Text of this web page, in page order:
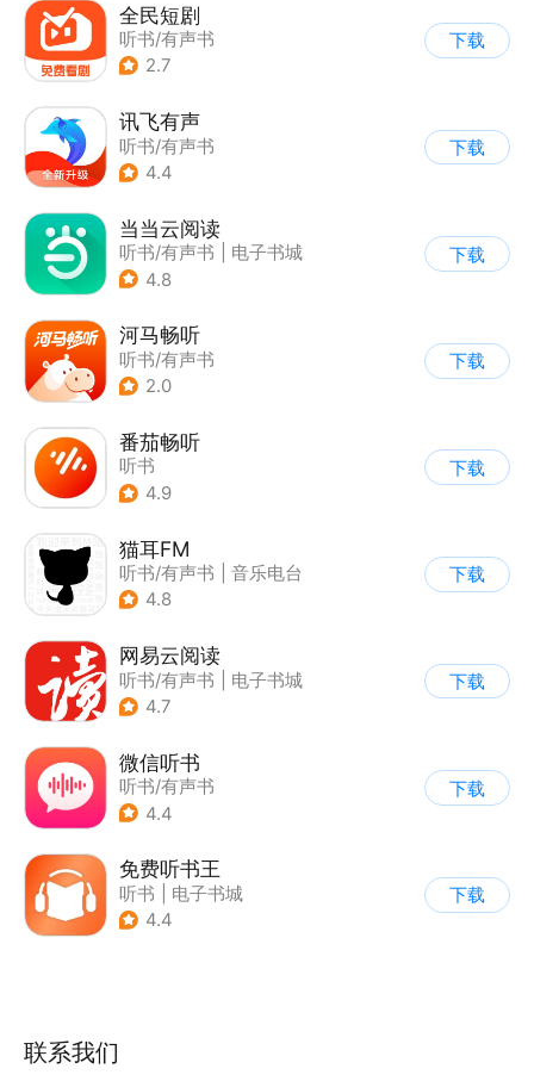
全民短剧
听书/有声书
2.7
下载
讯飞有声
听书/有声书
4.4
下载
当当云阅读
听书/有声书
电子书城
4.8
下载
河马畅听
听书/有声书
2.0
下载
番茄畅听
听书
4.9
下载
猫耳FM
听书/有声书
音乐电台
4.8
下载
网易云阅读
听书/有声书
电子书城
4.7
下载
微信听书
听书/有声书
4.4
下载
免费听书王
听书
电子书城
4.4
下载
联系我们